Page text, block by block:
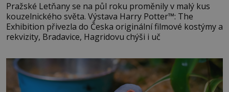
Pražské Letňany se na půl roku proměnily v malý kus
kouzelnického světa. Výstava Harry Potter™: The
Exhibition přivezla do Česka originální filmové kostýmy a
rekvizity, Bradavice, Hagridovu chýši i uč